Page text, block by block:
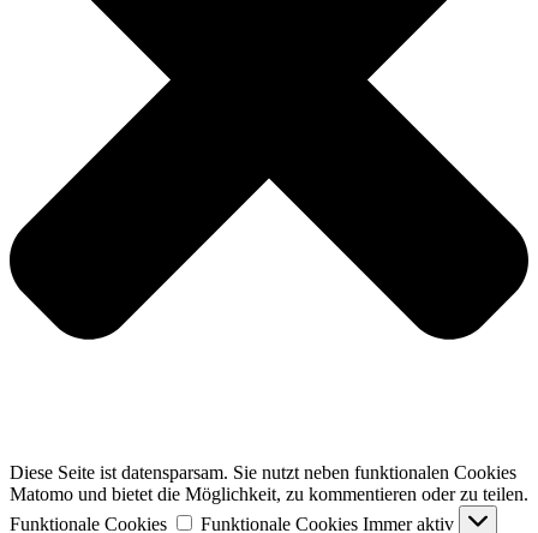
Diese Seite ist datensparsam. Sie nutzt neben funktionalen Cookies
Matomo und bietet die Möglichkeit, zu kommentieren oder zu teilen.
Funktionale Cookies
Funktionale Cookies Immer aktiv